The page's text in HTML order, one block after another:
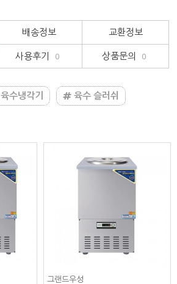
배송정보 교환정보
사용후기 0 상품문의 0
육수냉각기 육수 슬러쉬
그랜드우성